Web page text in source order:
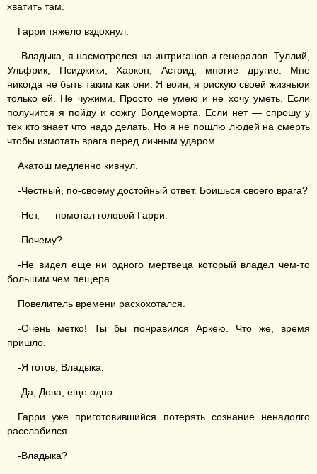
хватить там.
Гарри тяжело вздохнул.
-Владыка, я насмотрелся на интриганов и генералов. Туллий,
Ульфрик, Псиджики, Харкон, Астрид, многие другие. Мне
никогда не быть таким как они. Я воин, я рискую своей жизньюи
только ей. Не чужими. Просто не умею и не хочу уметь. Если
получится я пойду и сожгу Волдеморта. Если нет — спрошу у
тех кто знает что надо делать. Но я не пошлю людей на смерть
чтобы измотать врага перед личным ударом.
Акатош медленно кивнул.
-Честный, по-своему достойный ответ. Боишься своего врага?
-Нет, — помотал головой Гарри.
-Почему?
-Не видел еще ни одного мертвеца который владел чем-то
большим чем пещера.
Повелитель времени расхохотался.
-Очень метко! Ты бы понравился Аркею. Что же, время
пришло.
-Я готов, Владыка.
-Да, Дова, еще одно.
Гарри уже приготовившийся потерять сознание ненадолго
расслабился.
-Владыка?